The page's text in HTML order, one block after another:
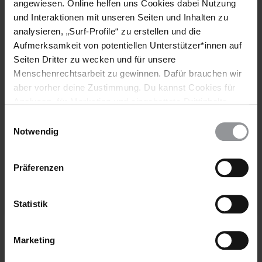
angewiesen. Online helfen uns Cookies dabei Nutzung
und Interaktionen mit unseren Seiten und Inhalten zu
analysieren, „Surf-Profile“ zu erstellen und die
Aufmerksamkeit von potentiellen Unterstützer*innen auf
Seiten Dritter zu wecken und für unsere
Menschenrechtsarbeit zu gewinnen. Dafür brauchen wir
aber vorher deine Zustimmung. Du kannst Cookies für
wieder ändern. Diesen Banner kannst Du über den Link
Notwendig
Präferenzen
Statistik
Marketing